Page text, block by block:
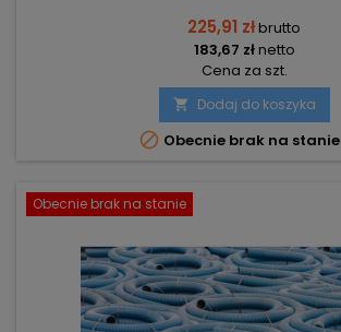
225,91 złbrutto
183,67 złnetto
Cena za szt.
 Dodaj do koszyka
 Obecnie brak na stanie
Obecnie brak na stanie